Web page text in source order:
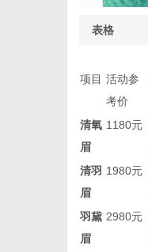
表格
项目 活动参
考价
清氧
眉
1180元
清羽
眉
1980元
羽黛
眉
2980元